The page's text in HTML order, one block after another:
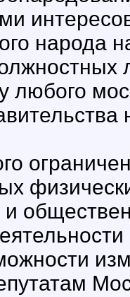
народа
любого